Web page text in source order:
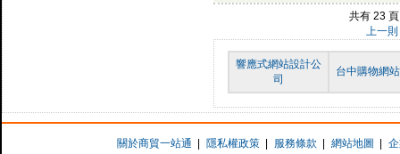
共有 23
上一則
響應式網站設計公
司
台中購物網
關於商貿一站通 隱私權政策 服務條款 網站地圖